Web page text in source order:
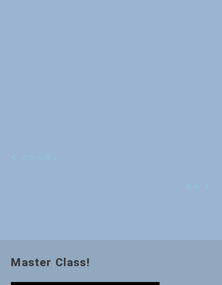
投
だから眼よ、
夜中
Master Class!